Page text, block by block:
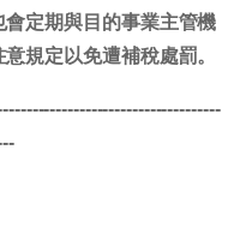
定期與目的事業主管機
規定以免遭補稅處罰。